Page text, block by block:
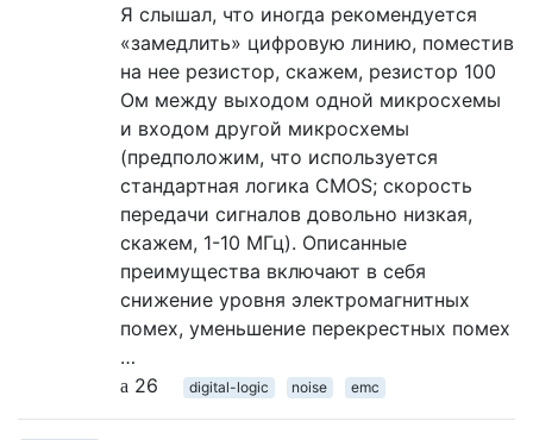
Я слышал, что иногда рекомендуется
«замедлить» цифровую линию, поместив
на нее резистор, скажем, резистор 100
Ом между выходом одной микросхемы
и входом другой микросхемы
(предположим, что используется
стандартная логика CMOS; скорость
передачи сигналов довольно низкая,
скажем, 1-10 МГц). Описанные
преимущества включают в себя
снижение уровня электромагнитных
помех, уменьшение перекрестных помех
…
26
digital-logic noise emc